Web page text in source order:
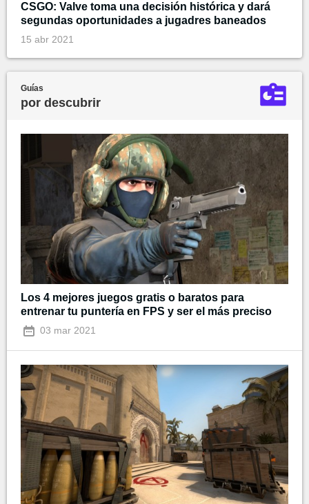
CSGO: Valve toma una decisión histórica y dará
segundas oportunidades a jugadres baneados
15 abr 2021
Guías
por descubrir
Los 4 mejores juegos gratis o baratos para
entrenar tu puntería en FPS y ser el más preciso
03 mar 2021